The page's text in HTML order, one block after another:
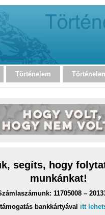
Történelem
segíts, hogy
munkánkat!
11705008 –
bankkártyával itt